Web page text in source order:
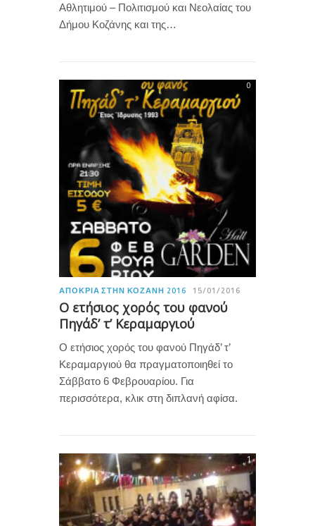
Αθλητιμού – Πολιτισμού και Νεολαίας του
Δήμου Κοζάνης και της…
ΑΠΟΚΡΙΆ ΣΤΗΝ ΚΟΖΆΝΗ 2016 15/01/2016
Ο ετήσιος χορός του φανού
Πηγάδ’ τ’ Κεραμαργιού
0
Ο ετήσιος χορός του φανού Πηγάδ’ τ’
Κεραμαργιού θα πραγματοποιηθεί το
Σάββατο 6 Φεβρουαρίου. Για
περισσότερα, κλικ στη διπλανή αφίσα.
1